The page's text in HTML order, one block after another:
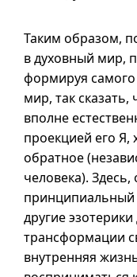
Таким образом,
в духовный мир,
формируя
мир, так сказать,
вполне
проекцией его Я,
обратное
человека). Здесь,
принципиальный
другие
трансформации
внутренняя